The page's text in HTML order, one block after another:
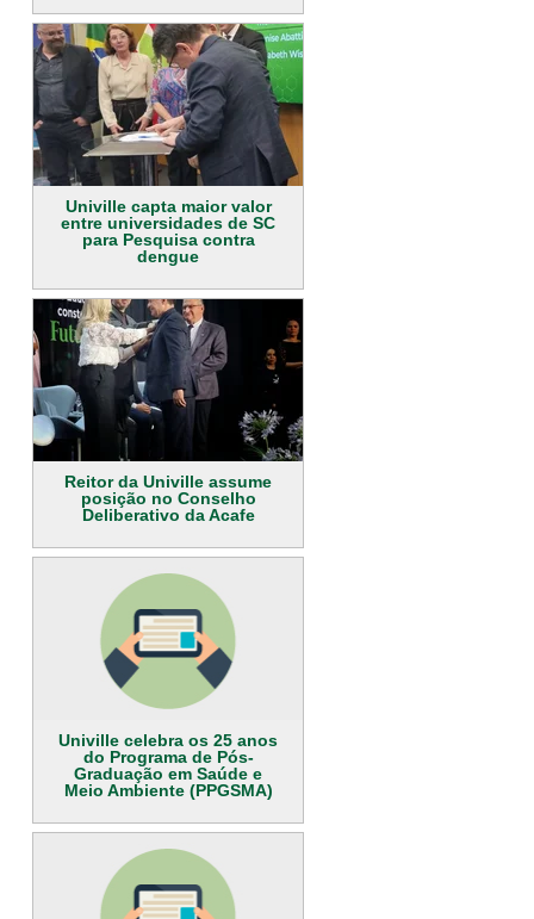
Univille capta maior valor
entre universidades de SC
para Pesquisa contra
dengue
Reitor da Univille assume
posição no Conselho
Deliberativo da Acafe
Univille celebra os 25 anos
do Programa de Pós-
Graduação em Saúde e
Meio Ambiente (PPGSMA)